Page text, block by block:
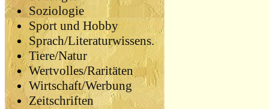
Soziologie
Sport und Hobby
Sprach/Literaturwissens.
Tiere/Natur
Wertvolles/Raritäten
Wirtschaft/Werbung
Zeitschriften